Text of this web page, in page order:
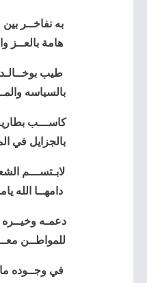
به نفاخــر بين
هامة بالعــز
طيب
بالسياسه
كاســـب
بالجزايل في
لابـتســـم
دامهــا الله
دعمـه وخيــره
للمواطــن
في وجــوده